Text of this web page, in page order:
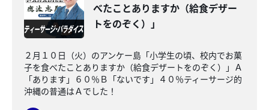
べたことありますか（給食デザー
トをのぞく）」
２月１０日（火）のアンケー島「小学生の頃、校内でお菓
子を食べたことありますか（給食デザートをのぞく）」Ａ
「あります」６０％Ｂ「ないです」４０％ティーサージ的
沖縄の普通はＡでした！